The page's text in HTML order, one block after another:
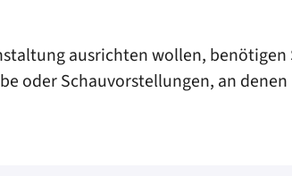
ausrichten wollen,
oder Schauvorstellungen, an